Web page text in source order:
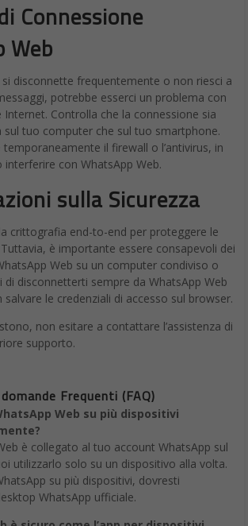
di Datwave
Equity Partner e Co-fondatore di BIP xTech,
con Datwave è quello di reinventare
implementano e sfruttano il Cloud e
puntando su immaginazione e
le capacità operative delle imprese